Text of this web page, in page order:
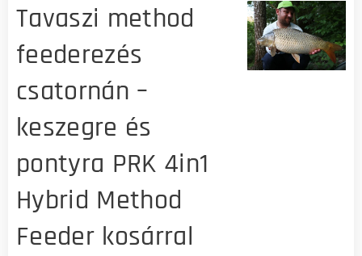
Tavaszi method
feederezés
csatornán –
keszegre és
pontyra PRK 4in1
Hybrid Method
Feeder kosárral